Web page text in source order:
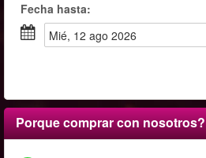
Fecha hasta:
mié, 12 ago 2026
Porque comprar con nosotros?